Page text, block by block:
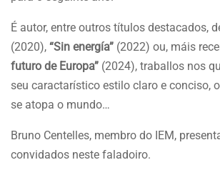
É autor, entre outros títulos destacados,
(2020), “Sin energía” (2022) ou, máis
futuro de Europa” (2024), traballos nos
seu caractarístico estilo claro e conciso,
se atopa o mundo…
Bruno Centelles, membro do IEM,
convidados neste faladoiro.